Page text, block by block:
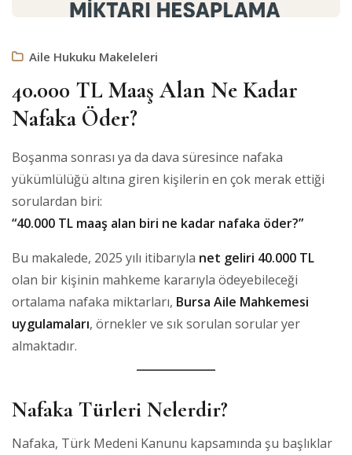
Aile Hukuku Makeleleri
40.000 TL Maaş Alan Ne Kadar
Nafaka Öder?
Boşanma sonrası ya da dava süresince nafaka
yükümlülüğü altına giren kişilerin en çok merak ettiği
sorulardan biri:
“40.000 TL maaş alan biri ne kadar nafaka öder?”
Bu makalede, 2025 yılı itibarıyla net geliri 40.000 TL
olan bir kişinin mahkeme kararıyla ödeyebileceği
ortalama nafaka miktarları, Bursa Aile Mahkemesi
uygulamaları, örnekler ve sık sorulan sorular yer
almaktadır.
Nafaka Türleri Nelerdir?
Nafaka, Türk Medeni Kanunu kapsamında şu başlıklar